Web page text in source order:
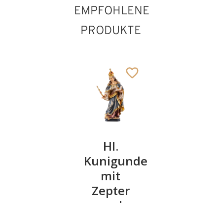
EMPFOHLENE
PRODUKTE
Hl.
Kunigunde
mit
Zepter